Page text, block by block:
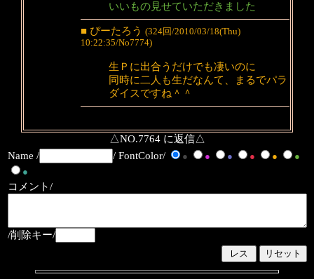
いいもの見せていただきました
■ ぴーたろう (324回/2010/03/18(Thu)
10:22:35/No7774)
生Ｐに出合うだけでも凄いのに
同時に二人も生だなんて、まるでパラ
ダイスですね＾＾
△NO.7764 に返信△
Name /
/ FontColor/ ● ● ● ● ●
●
●
コメント/
/削除キー/